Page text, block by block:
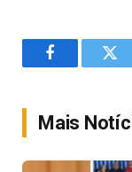
Facebook
Mais